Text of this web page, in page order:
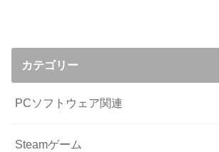
カテゴリー
PCソフトウェア関連
Steamゲーム